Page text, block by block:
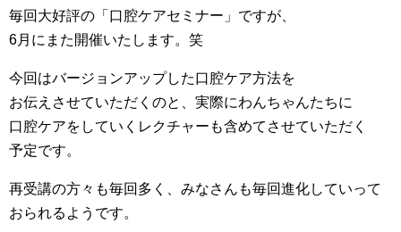
毎回大好評の「口腔ケアセミナー」ですが、
6月にまた開催いたします。笑
今回はバージョンアップした口腔ケア方法を
お伝えさせていただくのと、実際にわんちゃんたちに
口腔ケアをしていくレクチャーも含めてさせていただく
予定です。
再受講の方々も毎回多く、みなさんも毎回進化していって
おられるようです。